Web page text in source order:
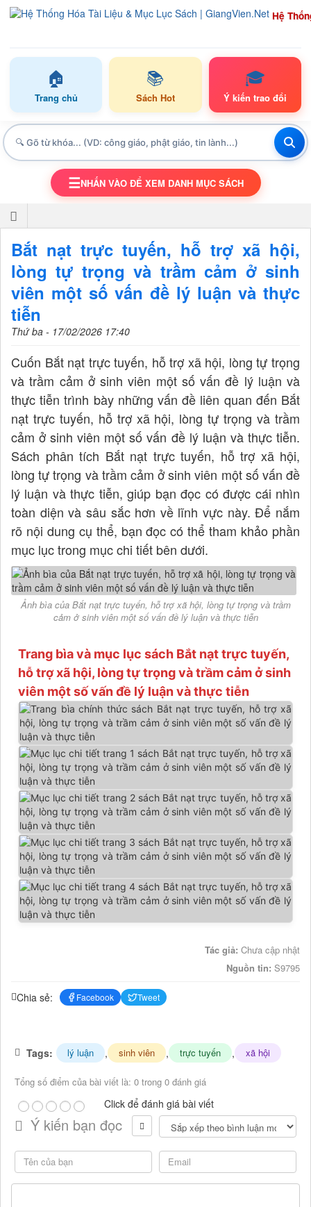
Hệ
🏠
Trang chủ
📚
Sách Hot
🎓
Ý kiến trao đổi
TOGGLE NAVIGATION
☰NHẤN VÀO ĐỂ XEM DANH MỤC SÁCH
Bắt nạt trực tuyến, hỗ trợ xã hội,
lòng tự trọng và trầm cảm ở sinh
viên một số vấn đề lý luận và thực
tiễn
Thứ ba - 17/02/2026 17:40
Cuốn Bắt nạt trực tuyến, hỗ trợ xã hội, lòng tự trọng
và trầm cảm ở sinh viên một số vấn đề lý luận và
thực tiễn trình bày những vấn đề liên quan đến Bắt
nạt trực tuyến, hỗ trợ xã hội, lòng tự trọng và trầm
cảm ở sinh viên một số vấn đề lý luận và thực tiễn.
Sách phân tích Bắt nạt trực tuyến, hỗ trợ xã hội,
lòng tự trọng và trầm cảm ở sinh viên một số vấn đề
lý luận và thực tiễn, giúp bạn đọc có được cái nhìn
toàn diện và sâu sắc hơn về lĩnh vực này. Để nắm
rõ nội dung cụ thể, bạn đọc có thể tham khảo phần
mục lục trong mục chi tiết bên dưới.
Ảnh bìa của Bắt nạt trực tuyến, hỗ trợ xã hội, lòng tự trọng và trầm
cảm ở sinh viên một số vấn đề lý luận và thực tiễn
Trang bìa và mục lục sách Bắt nạt trực tuyến,
hỗ trợ xã hội, lòng tự trọng và trầm cảm ở sinh
viên một số vấn đề lý luận và thực tiễn
Tác giả: Chưa cập nhật
Nguồn tin: S9795
Chia sẻ: Facebook Tweet
Tags: lý luận , sinh viên , trực tuyến , xã hội
Tổng số điểm của bài viết là: 0 trong 0 đánh giá
Click để đánh giá bài viết
Ý kiến bạn đọc